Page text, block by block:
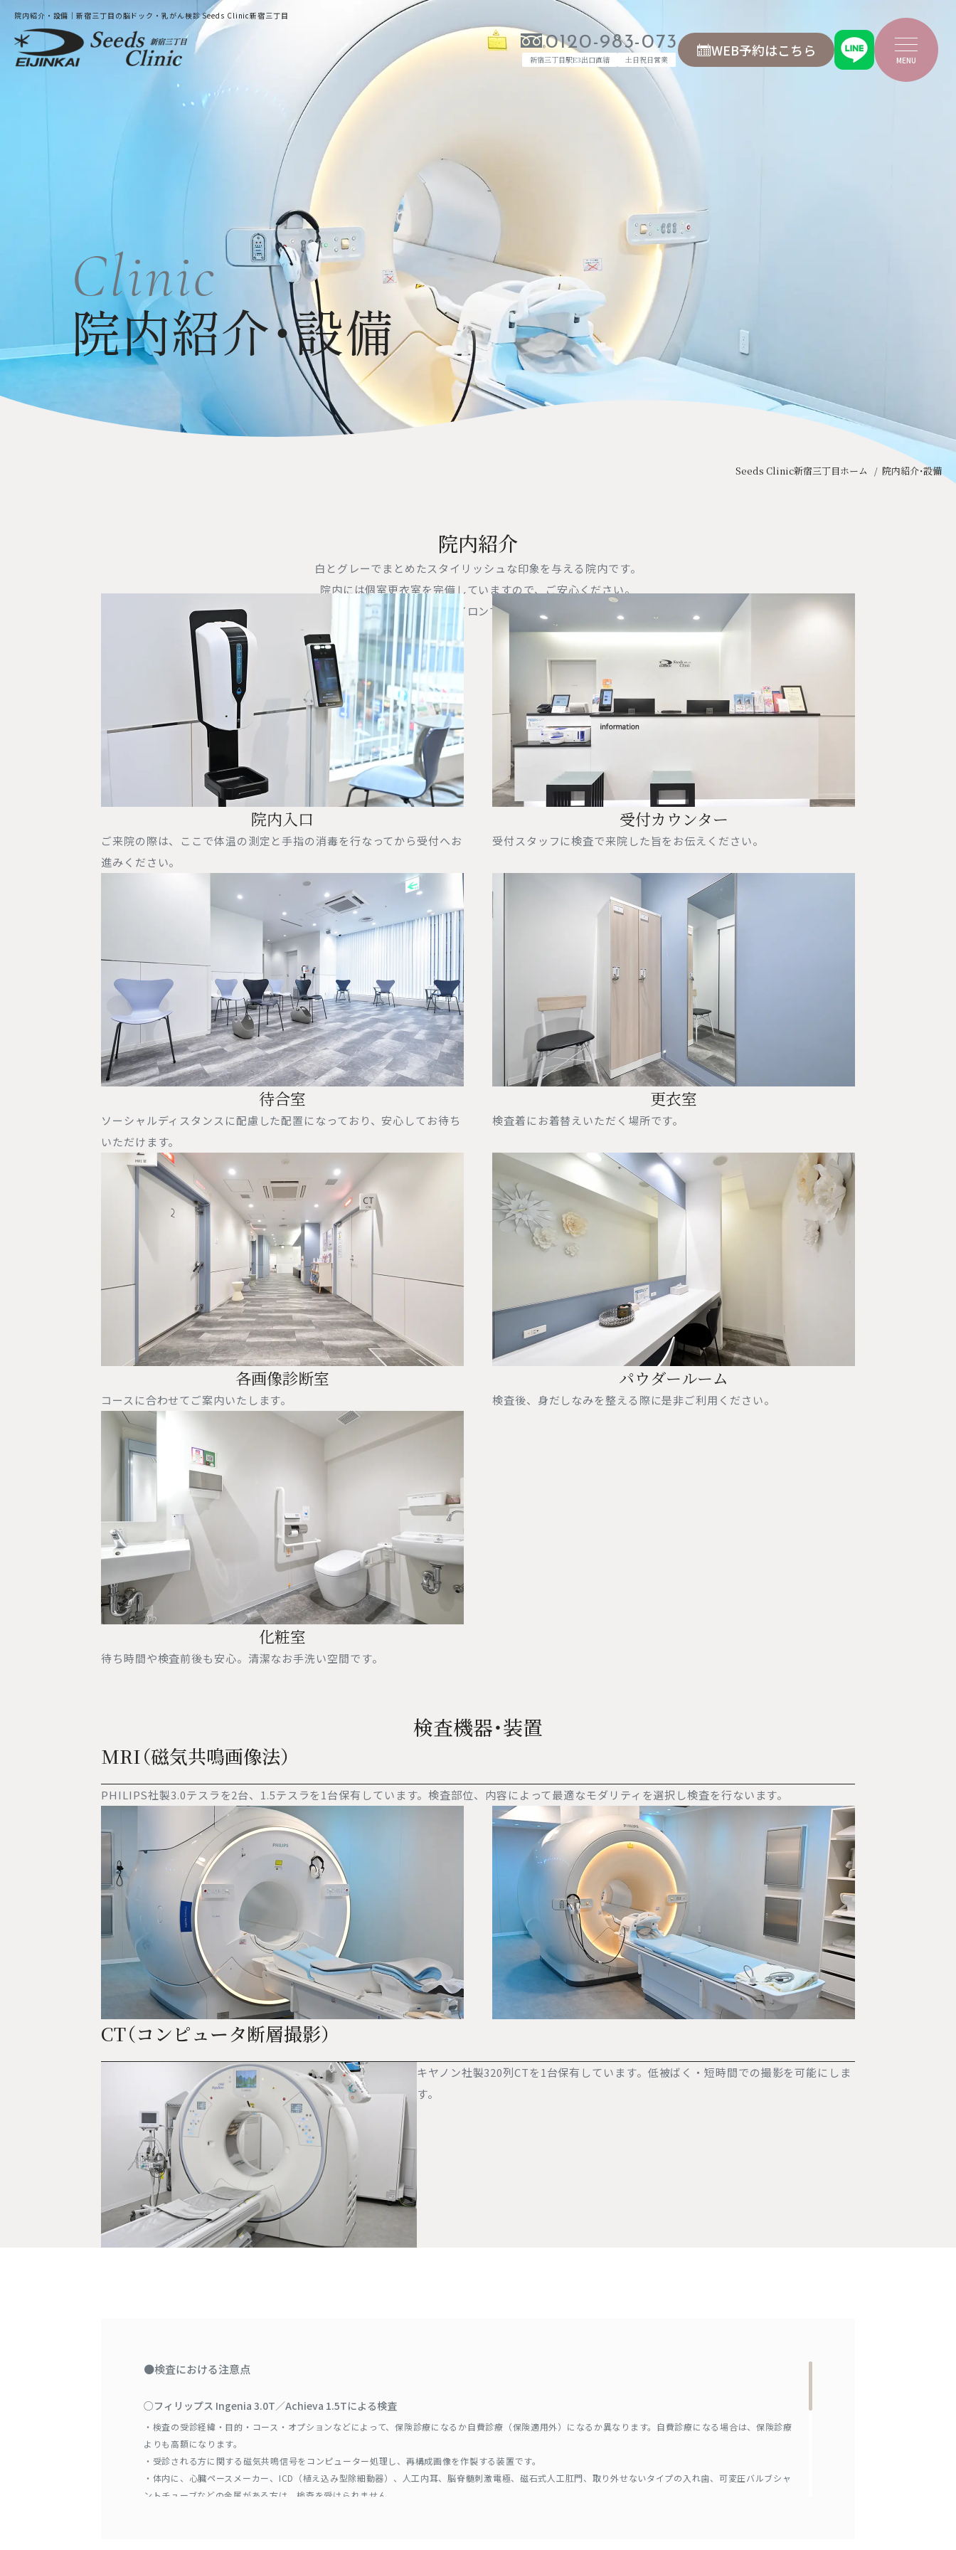
院内紹介・設備｜新宿三丁目の脳ドック・乳がん検診 Seeds Clinic新宿三丁目
0120-983-073
新宿三丁目駅E3出口直結 土日祝日営業
WEB予約はこちら
MENU
Clinic
院内紹介・設備
Seeds Clinic新宿三丁目ホーム 院内紹介・設備
院内紹介
白とグレーでまとめたスタイリッシュな印象を与える院内です。
院内には個室更衣室を完備していますので、ご安心ください。
受診後は、パウダールームでメイク直しやヘアアイロンで身だしなみを整えてから、お帰りいただけます。
院内入口
ご来院の際は、ここで体温の測定と手指の消毒を行なってから受付へお
進みください。
受付カウンター
受付スタッフに検査で来院した旨をお伝えください。
待合室
ソーシャルディスタンスに配慮した配置になっており、安心してお待ち
いただけます。
更衣室
検査着にお着替えいただく場所です。
各画像診断室
コースに合わせてご案内いたします。
パウダールーム
検査後、身だしなみを整える際に是非ご利用ください。
化粧室
待ち時間や検査前後も安心。清潔なお手洗い空間です。
検査機器・装置
MRI（磁気共鳴画像法）
PHILIPS社製3.0テスラを2台、1.5テスラを1台保有しています。検査部位、内容によって最適なモダリティを選択し検査を行ないます。
CT（コンピュータ断層撮影）
キヤノン社製320列CTを1台保有しています。低被ばく・短時間での撮影を可能にしま
す。
●検査における注意点
○フィリップス Ingenia 3.0T／Achieva 1.5Tによる検査
・検査の受診経緯・目的・コース・オプションなどによって、保険診療になるか自費診療（保険適用外）になるか異なります。自費診療になる場合は、保険診療
よりも高額になります。
・受診される方に関する磁気共鳴信号をコンピューター処理し、再構成画像を作製する装置です。
・体内に、心臓ペースメーカー、ICD（植え込み型除細動器）、人工内耳、脳脊髄刺激電極、磁石式人工肛門、取り外せないタイプの入れ歯、可変圧バルブシャ
ントチューブなどの金属がある方は、検査を受けられません。
当クリニックについて
院内紹介・設備
ふるさと納税
お問い合わせ
院内見学・資料請求
プライバシーポリシー
0120-983-073
新宿三丁目駅E3出口直結 土日祝日営業
WEB予約はこちら
キャンペーンや休診のご案内など最新の情報を発信しています。
ぜひお友達登録・フォローをお願いします。
友だち追加